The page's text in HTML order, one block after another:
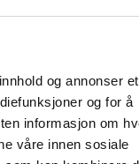
og annonser et
og for å
informasjon om
våre innen sosiale
i Vestland
NCC og Vestland fylkeskommune har signert avtale for bygging av Atløysambandet. Ordreverdien er på om lag 1,5 milliarder norske kroner og er et av de største samferdselsprosjektene i regionen.
2026-07-07 10:00